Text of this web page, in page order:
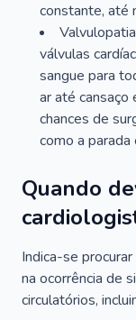
constante, até
válvulas
sangue para
ar até cansaço
chances de
como a parada
Quando
Indica-se
na ocorrência de
circulatórios,